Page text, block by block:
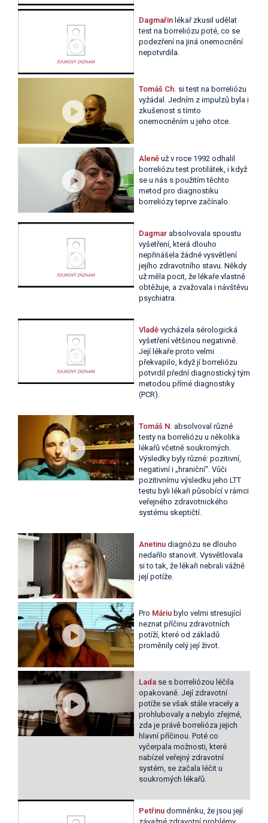
Dagmařin lékař zkusil udělat
test na borreliózu poté, co se
podezření na jiná onemocnění
nepotvrdila.
Tomáš Ch. si test na borreliózu
vyžádal. Jedním z impulzů byla i
zkušenost s tímto
onemocněním u jeho otce.
Aleně už v roce 1992 odhalil
borreliózu test protilátek, i když
se u nás s použitím těchto
metod pro diagnostiku
borreliózy teprve začínalo.
Dagmar absolvovala spoustu
vyšetření, která dlouho
nepřinášela žádné vysvětlení
jejího zdravotního stavu. Někdy
už měla pocit, že lékaře vlastně
obtěžuje, a zvažovala i návštěvu
psychiatra.
Vladě vycházela sérologická
vyšetření většinou negativně.
Její lékaře proto velmi
překvapilo, když jí borreliózu
potvrdil přední diagnostický tým
metodou přímé diagnostiky
(PCR).
Tomáš N. absolvoval různé
testy na borreliózu u několika
lékařů včetně soukromých.
Výsledky byly různé: pozitivní,
negativní i „hraniční“. Vůči
pozitivnímu výsledku jeho LTT
testu byli lékaři působící v rámci
veřejného zdravotnického
systému skeptičtí.
Anetinu diagnózu se dlouho
nedařilo stanovit. Vysvětlovala
si to tak, že lékaři nebrali vážně
její potíže.
Pro Máriu bylo velmi stresující
neznat příčinu zdravotních
potíží, které od základů
proměnily celý její život.
Lada se s borreliózou léčila
opakovaně. Její zdravotní
potíže se však stále vracely a
prohlubovaly a nebylo zřejmé,
zda je právě borrelióza jejich
hlavní příčinou. Poté co
vyčerpala možnosti, které
nabízel veřejný zdravotní
systém, se začala léčit u
soukromých lékařů.
Petřinu domněnku, že jsou její